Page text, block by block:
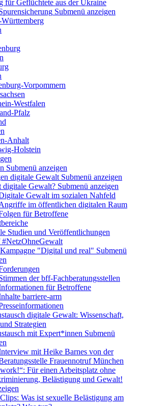
für Geflüchtete aus der Ukraine
Submenü anzeigen
Vorpommern
Westfalen
Pfalz
Anhalt
Holstein
Submenü anzeigen
digitale Gewalt Submenü anzeigen
digitale Gewalt? Submenü anzeigen
Gewalt im sozialen Nahfeld
im öffentlichen digitalen Raum
für Betroffene
Studien und Veröffentlichungen
"Digital und real" Submenü
der bff-Fachberatungsstellen
für Betroffene
barriere-arm
digitale Gewalt: Wissenschaft,
Strategien
mit Expert*innen Submenü
mit Heike Barnes von der
Frauennotruf München
Für einen Arbeitsplatz ohne
Belästigung und Gewalt!
Was ist sexuelle Belästigung am